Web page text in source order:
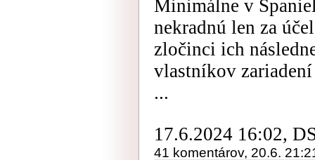
Minimálne v
nekradnú len za
zločinci ich
vlastníkov
...
17.6.2024 16:02,
41 komentárov, 20.6.